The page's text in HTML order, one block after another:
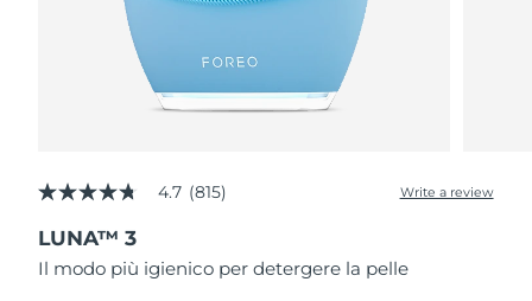
4.7
of
5
stars,
4.7 (815) Write a review
LUNA™ 3
Il modo più igienico per detergere la pelle